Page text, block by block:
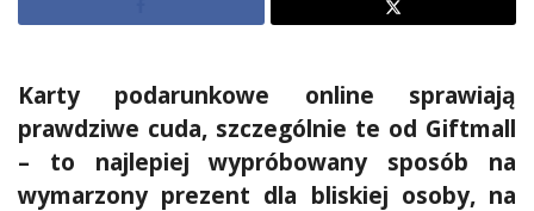
Karty podarunkowe online sprawiają
prawdziwe cuda, szczególnie te od Giftmall
– to najlepiej wypróbowany sposób na
wymarzony prezent dla bliskiej osoby, na